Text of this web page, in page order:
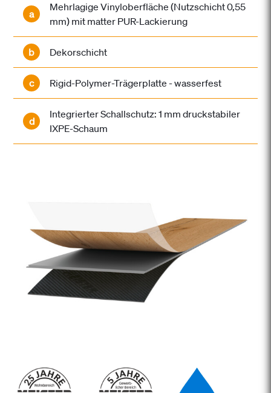
a
Mehrlagige Vinyloberfläche (Nutzschicht 0,55
mm) mit matter PUR-Lackierung
b Dekorschicht
c Rigid-Polymer-Trägerplatte - wasserfest
d
Integrierter Schallschutz: 1 mm druckstabiler
IXPE-Schaum